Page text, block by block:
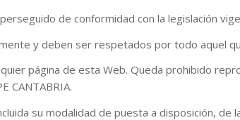
de conformidad con la legislación
y deben ser respetados por todo aquel
página de esta Web. Queda prohibido
CANTABRIA.
su modalidad de puesta a disposición,